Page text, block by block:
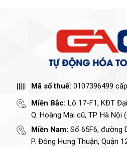
Mã số thuế: 0107396499
Miền Bắc: Lô 17-F1, KĐT
Q. Hoàng Mai cũ, TP. Hà Nội
Miền Nam: Số 65F6, đường
P. Đông Hưng Thuận, Quận